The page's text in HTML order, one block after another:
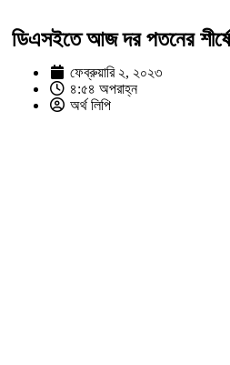
ডিএসইতে আজ দর পতনের
ফেব্রুয়ারি ২, ২০২৩
৪:৫৪ অপরাহ্ন
অর্থ লিপি